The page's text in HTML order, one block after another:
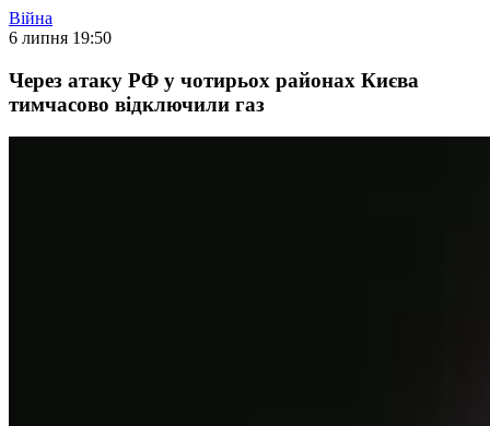
Війна
6 липня 19:50
Через атаку РФ у чотирьох районах Києва
тимчасово відключили газ